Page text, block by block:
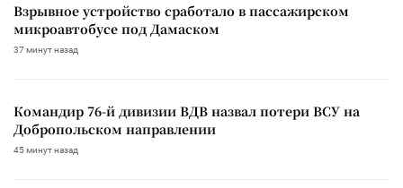
Взрывное устройство сработало в пассажирском
микроавтобусе под Дамаском
37 минут назад
Командир 76-й дивизии ВДВ назвал потери ВСУ на
Добропольском направлении
45 минут назад